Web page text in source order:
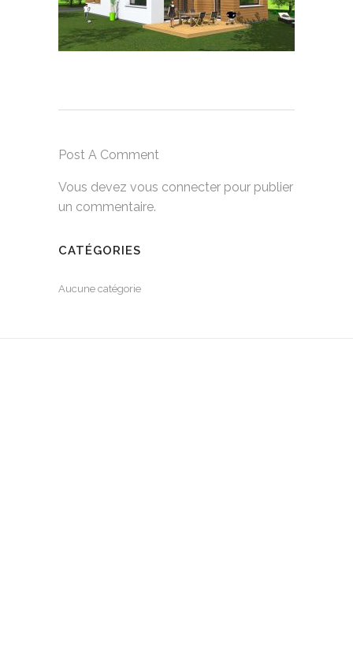
Post A Comment
Vous devez vous connecter pour publier
un commentaire.
CATÉGORIES
Aucune catégorie